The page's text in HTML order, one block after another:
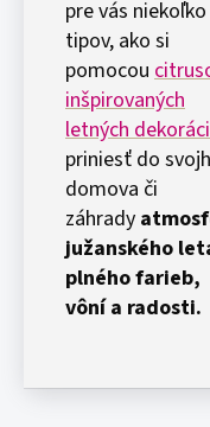
pre vás niekoľko
tipov, ako si
pomocou
inšpirovaných
letných
priniesť do
domova či
záhrady
južanského
plného farieb,
vôní a radosti.